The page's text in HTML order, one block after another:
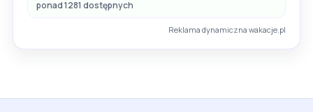
ponad 1281 dostępnych
Reklama dynamiczna wakacje.pl